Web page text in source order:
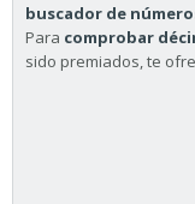
buscador de
Para comprobar
sido premiados, te